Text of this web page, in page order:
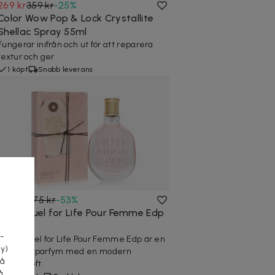
kr359 kr-25%
Wow Pop & Lock Crystallite
Spray 55ml
inifrån och ut för att reparera
och ger
1 köpt Snabb leverans
575 kr-53%
Fuel for Life Pour Femme Edp
Fuel for Life Pour Femme Edp är en
parfym med en modern